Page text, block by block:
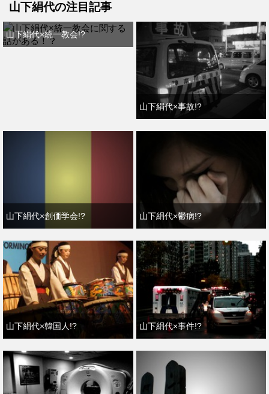
山下絹代の注目記事
山下絹代×統一教会!?
山下絹代×事故!?
山下絹代×創価学会!? 山下絹代×鬱病!?
山下絹代×韓国人!? 山下絹代×事件!?